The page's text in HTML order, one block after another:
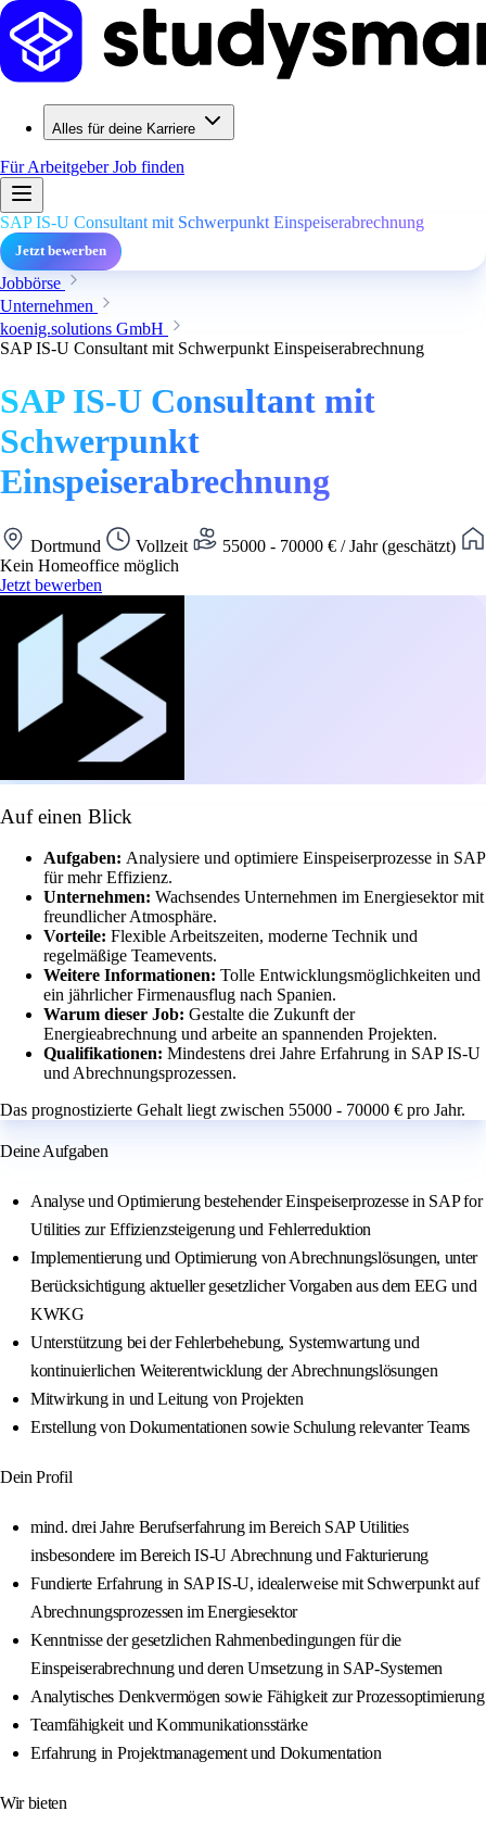
Alles für deine Karriere
Für ArbeitgeberJob finden
SAP IS-U Consultant mit Schwerpunkt Einspeiserabrechnung
Jetzt bewerben
Jobbörse
Unternehmen
koenig.solutions GmbH
SAP IS-U Consultant mit Schwerpunkt Einspeiserabrechnung
SAP IS-U Consultant mit
Schwerpunkt
Einspeiserabrechnung
Dortmund Vollzeit
55000 - 70000 € / Jahr (geschätzt)
Kein Homeoffice möglich
Jetzt bewerben
Auf einen Blick
Aufgaben: Analysiere und optimiere Einspeiserprozesse in SAP
für mehr Effizienz.
Unternehmen: Wachsendes Unternehmen im Energiesektor mit
freundlicher Atmosphäre.
Vorteile: Flexible Arbeitszeiten, moderne Technik und
regelmäßige Teamevents.
Weitere Informationen: Tolle Entwicklungsmöglichkeiten und
ein jährlicher Firmenausflug nach Spanien.
Warum dieser Job: Gestalte die Zukunft der
Energieabrechnung und arbeite an spannenden Projekten.
Qualifikationen: Mindestens drei Jahre Erfahrung in SAP IS-U
und Abrechnungsprozessen.
Das prognostizierte Gehalt liegt zwischen 55000 - 70000 € pro Jahr.
Deine Aufgaben
Analyse und Optimierung bestehender Einspeiserprozesse in SAP for
Utilities zur Effizienzsteigerung und Fehlerreduktion
Implementierung und Optimierung von Abrechnungslösungen, unter
Berücksichtigung aktueller gesetzlicher Vorgaben aus dem EEG und
KWKG
Unterstützung bei der Fehlerbehebung, Systemwartung und
kontinuierlichen Weiterentwicklung der Abrechnungslösungen
Mitwirkung in und Leitung von Projekten
Erstellung von Dokumentationen sowie Schulung relevanter Teams
Dein Profil
mind. drei Jahre Berufserfahrung im Bereich SAP Utilities
insbesondere im Bereich IS-U Abrechnung und Fakturierung
Fundierte Erfahrung in SAP IS-U, idealerweise mit Schwerpunkt auf
Abrechnungsprozessen im Energiesektor
Kenntnisse der gesetzlichen Rahmenbedingungen für die
Einspeiserabrechnung und deren Umsetzung in SAP-Systemen
Analytisches Denkvermögen sowie Fähigkeit zur Prozessoptimierung
Teamfähigkeit und Kommunikationsstärke
Erfahrung in Projektmanagement und Dokumentation
Wir bieten